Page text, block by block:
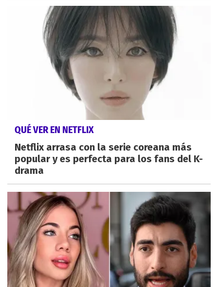
QUÉ VER EN NETFLIX
Netflix arrasa con la serie coreana más
popular y es perfecta para los fans del K-
drama